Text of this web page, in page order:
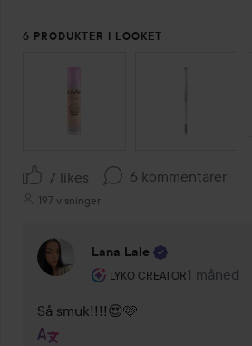
6 PRODUKTER I LOOKET
7 likes 6 kommentarer
197 visninger
Lana Lale
LYKO CREATOR
Brugerens rolle: Lyko
1 måned
Så smuk!!!!😍🩷